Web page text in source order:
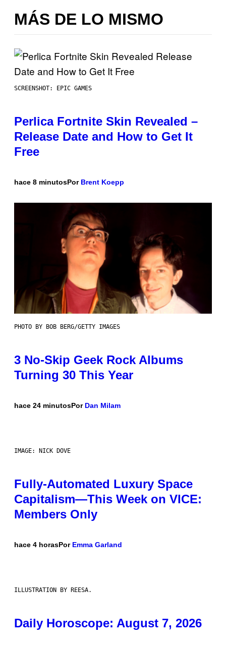
MÁS DE LO MISMO
SCREENSHOT: EPIC GAMES
Perlica Fortnite Skin Revealed –
Release Date and How to Get It
Free
hace 8 minutosPor Brent Koepp
PHOTO BY BOB BERG/GETTY IMAGES
3 No-Skip Geek Rock Albums
Turning 30 This Year
hace 24 minutosPor Dan Milam
IMAGE: NICK DOVE
Fully-Automated Luxury Space
Capitalism—This Week on VICE:
Members Only
hace 4 horasPor Emma Garland
ILLUSTRATION BY REESA.
Daily Horoscope: August 7, 2026